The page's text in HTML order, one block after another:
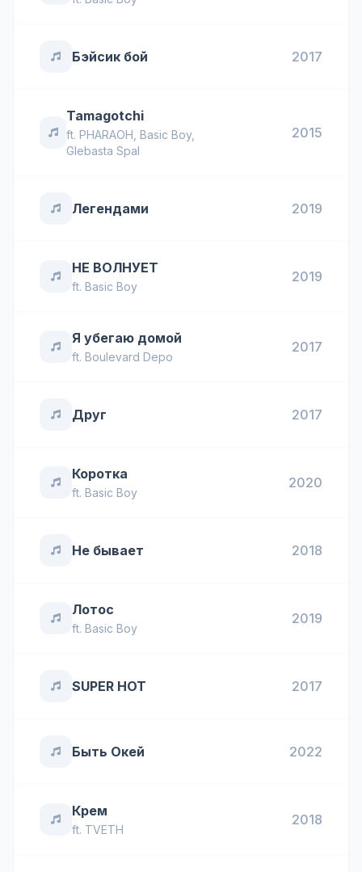
Бэйсик бой 2017
Tamagotchi
ft.PHARAOH ,Basic Boy,
Glebasta Spal
2015
Легендами 2019
НЕ ВОЛНУЕТ
ft. Basic Boy
2019
Я убегаю домой
ft. Boulevard Depo
2017
Друг 2017
Коротка
ft. Basic Boy
2020
Не бывает 2018
Лотос
ft. Basic Boy
2019
SUPER HOT 2017
Быть Окей 2022
Крем
ft. TVETH
2018